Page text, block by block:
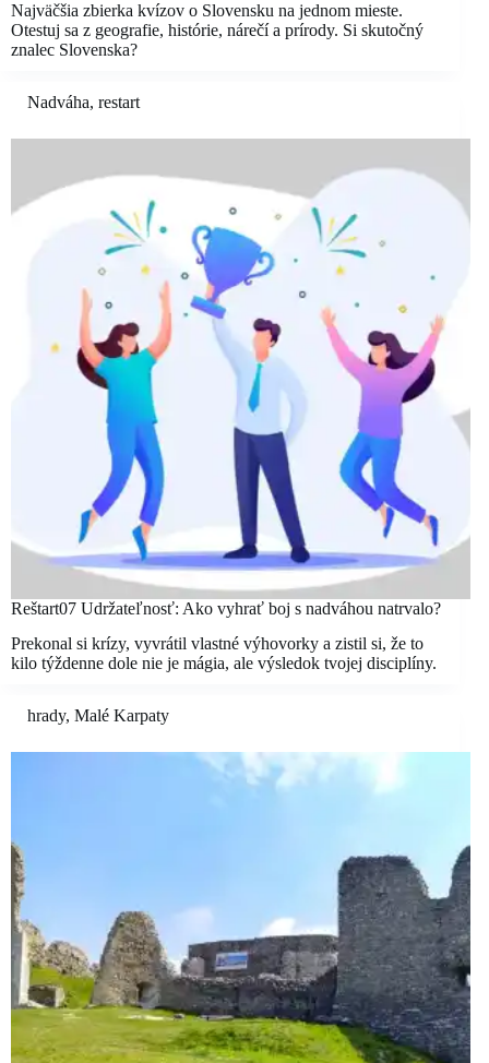
Najväčšia zbierka kvízov o Slovensku na jednom mieste.
Otestuj sa z geografie, histórie, nárečí a prírody. Si skutočný
znalec Slovenska?
Nadváha, restart
Reštart07 Udržateľnosť: Ako vyhrať boj s nadváhou natrvalo?
Prekonal si krízy, vyvrátil vlastné výhovorky a zistil si, že to
kilo týždenne dole nie je mágia, ale výsledok tvojej disciplíny.
hrady, Malé Karpaty